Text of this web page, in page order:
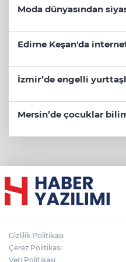
Moda dünyasından
Edirne Keşan'da
İzmir’de engelli
Mersin’de çocuklar
Gizlilik Politikası
Çerez Politikası
Veri Politikası